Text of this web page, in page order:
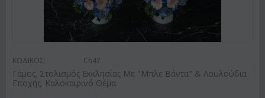
ΚΩΔΙΚΟΣ: Ch47
Γάμος. Στολισμός Εκκλησίας Με "Μπλε Βάντα" & Λουλούδια
Εποχής. Καλοκαιρινό Θέμα.